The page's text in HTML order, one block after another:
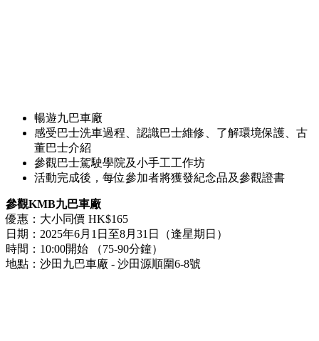
⁠暢遊九巴車廠
⁠感受巴士洗車過程、認識巴士維修、了解環境保護、古
董巴士介紹
參觀巴士駕駛學院及小手工工作坊
活動完成後，每位參加者將獲發紀念品及參觀證書
參觀KMB九巴車廠
優惠：大小同價 HK$165
日期：2025年6月1日至8月31日（逢星期日）
時間：10:00開始 （75-90分鐘）
地點：沙田九巴車廠 - 沙田源順圍6-8號